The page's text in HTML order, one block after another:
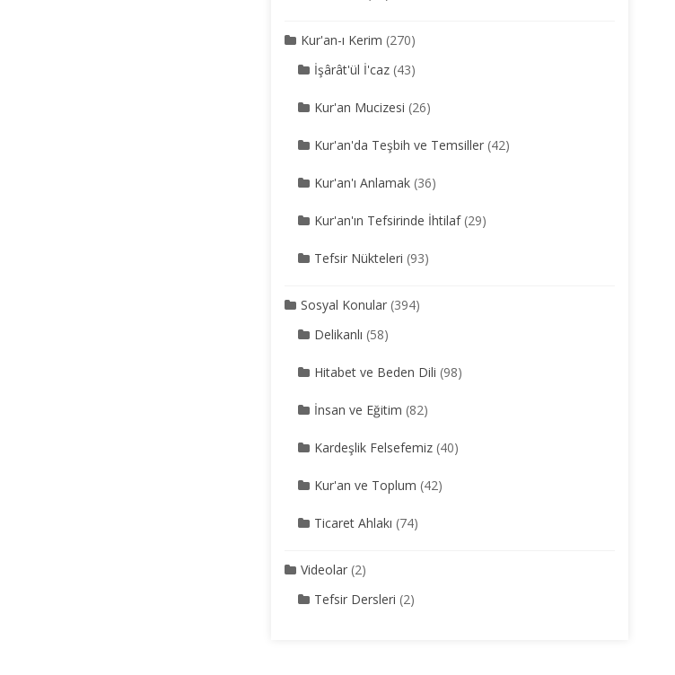
Kur'an-ı Kerim (270)
İşârât'ül İ'caz(43)
Kur'an Mucizesi (26)
Kur'an'da Teşbih ve Temsiller(42)
Kur'an'ı Anlamak(36)
Kur'an'ın Tefsirinde İhtilaf(29)
Tefsir Nükteleri (93)
Sosyal Konular(394)
Delikanlı (58)
Hitabet ve Beden Dili (98)
İnsan ve Eğitim (82)
Kardeşlik Felsefemiz(40)
Kur'an ve Toplum (42)
Ticaret Ahlakı (74)
Videolar(2)
Tefsir Dersleri (2)